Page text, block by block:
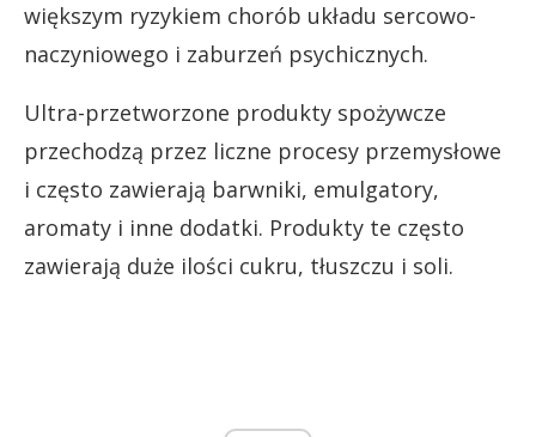
większym ryzykiem chorób układu sercowo-
naczyniowego i zaburzeń psychicznych.
Ultra-przetworzone produkty spożywcze
przechodzą przez liczne procesy przemysłowe
i często zawierają barwniki, emulgatory,
aromaty i inne dodatki. Produkty te często
zawierają duże ilości cukru, tłuszczu i soli.